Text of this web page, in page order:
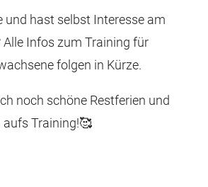
und hast selbst Interesse am
Infos zum Training für
folgen in Kürze.
noch schöne Restferien und
Training!🥰